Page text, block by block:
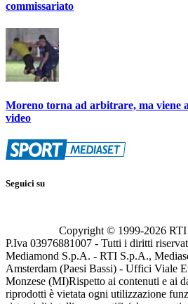
commissariato
Moreno torna ad arbitrare, ma viene
video
Seguici su
Copyright © 1999-2026 RTI
P.Iva 03976881007 - Tutti i diritti
Mediamond S.p.A. - RTI S.p.A.,
Amsterdam (Paesi Bassi) - Uffici Viale
Monzese (MI)Rispetto ai contenuti e ai
riprodotti è vietata ogni utilizzazione